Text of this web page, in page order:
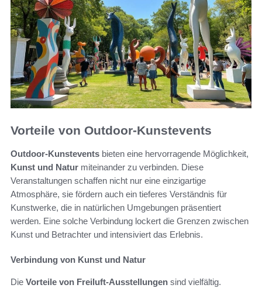
Vorteile von Outdoor-Kunstevents
Outdoor-Kunstevents bieten eine hervorragende Möglichkeit,
Kunst und Natur miteinander zu verbinden. Diese
Veranstaltungen schaffen nicht nur eine einzigartige
Atmosphäre, sie fördern auch ein tieferes Verständnis für
Kunstwerke, die in natürlichen Umgebungen präsentiert
werden. Eine solche Verbindung lockert die Grenzen zwischen
Kunst und Betrachter und intensiviert das Erlebnis.
Verbindung von Kunst und Natur
Die Vorteile von Freiluft-Ausstellungen sind vielfältig.